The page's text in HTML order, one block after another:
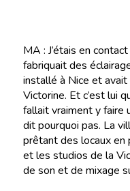
MA : J’étais en
fabriquait des
installé à Nice et
Victorine. Et c’est lui
fallait vraiment y faire
dit pourquoi pas. La
prêtant des locaux en
et les studios de la
de son et de mixage